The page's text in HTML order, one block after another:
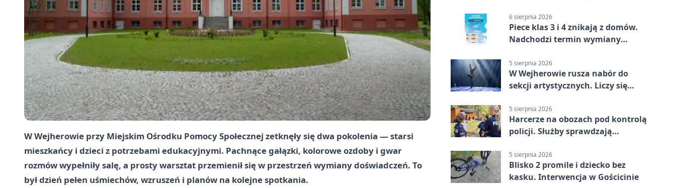
WWejherowie przy Miejskim Ośrodku Pomocy Społecznej zetknęły się dwa pokolenia — starsi
mieszkańcy i dzieci z potrzebami edukacyjnymi. Pachnące gałązki, kolorowe ozdoby i gwar
rozmów wypełniły salę, a prosty warsztat przemienił się w przestrzeń wymiany doświadczeń. To
był dzień pełen uśmiechów, wzruszeń i planów na kolejne spotkania.
6 sierpnia 2026
Piece klas 3 i 4 znikają z domów.
Nadchodzi termin wymiany
5 sierpnia 2026
W Wejherowie rusza nabór do
sekcji artystycznych. Liczy się
5 sierpnia 2026
Harcerze na obozach pod kontrolą
policji. Służby sprawdzają
5 sierpnia 2026
Blisko 2 promile i dziecko bez
kasku. Interwencja w Gościcinie